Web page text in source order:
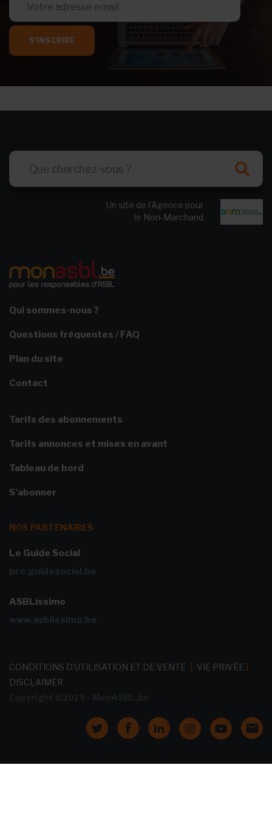
S'INSCRIRE
Un site de l’Agence pour
le Non-Marchand
Qui sommes-nous ?
Questions fréquentes / FAQ
Plan du site
Contact
Tarifs des abonnements
Tarifs annonces et mises en avant
Tableau de bord
S'abonner
NOS PARTENAIRES
Le Guide Social
pro.guidesocial.be
ASBLissimo
www.asblissimo.be
CONDITIONS D'UTILISATION ET DE VENTE VIE PRIVÉE
DISCLAIMER